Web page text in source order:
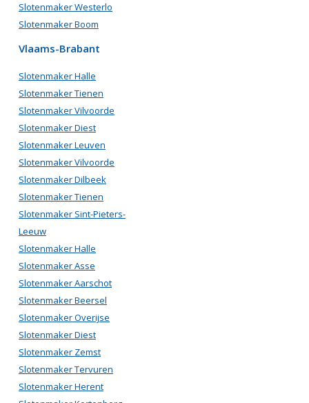
Slotenmaker Westerlo
Slotenmaker Boom
Vlaams-Brabant
Slotenmaker Halle
Slotenmaker Tienen
Slotenmaker Vilvoorde
Slotenmaker Diest
Slotenmaker Leuven
Slotenmaker Vilvoorde
Slotenmaker Dilbeek
Slotenmaker Tienen
Slotenmaker Sint-Pieters-
Leeuw
Slotenmaker Halle
Slotenmaker Asse
Slotenmaker Aarschot
Slotenmaker Beersel
Slotenmaker Overijse
Slotenmaker Diest
Slotenmaker Zemst
Slotenmaker Tervuren
Slotenmaker Herent